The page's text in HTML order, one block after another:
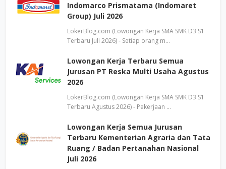
Indomarco Prismatama (Indomaret
Group) Juli 2026
LokerBlog.com (Lowongan Kerja SMA SMK D3 S1
Terbaru Juli 2026) - Setiap orang m…
Lowongan Kerja Terbaru Semua
Jurusan PT Reska Multi Usaha Agustus
2026
LokerBlog.com (Lowongan Kerja SMA SMK D3 S1
Terbaru Agustus 2026) - Pekerjaan …
Lowongan Kerja Semua Jurusan
Terbaru Kementerian Agraria dan Tata
Ruang / Badan Pertanahan Nasional
Juli 2026